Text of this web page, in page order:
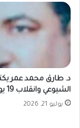
د. طارق محمد عمر
الشيوعي وانقلاب 19 يوليو 1971 .
يوليو 21, 2026